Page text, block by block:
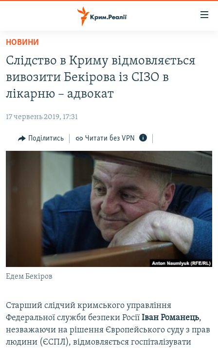
Перейти
основного
матеріалу
Перейти
до
основної
навігації
Перейти
до
ВОДА.КРИМ
ВІДЕО ТА ФОТО
БЛОГИ
ПОГЛЯД
СПЕЦПРОЕКТИ
ДЕПОРТАЦІЯ
ВІДЕОУРОКИ «ELIFBE»
СВІДЧЕННЯ ОКУПАЦІЇ
УКРАЇНСЬКА ПРОБЛЕМА КРИМУ
ІНФОГРАФІКА
ЯК ОБІЙТИ БЛОКУВАННЯ
Qırımtatar
ДОЛУЧАЙСЯ!
Усі сайти RFE/RL
НОВИНИ
Слідство в Криму відмовляється
вивозити Бекірова із СІЗО в
лікарню – адвокат
17 червень 2019, 17:31
Поділитись Читати без VPN
Едем Бекіров
Старший слідчий кримського управління
Федеральної служби безпеки Росії Іван Романець,
незважаючи на рішення Європейського суду з прав
людини (ЄСПЛ), відмовляється госпіталізувати